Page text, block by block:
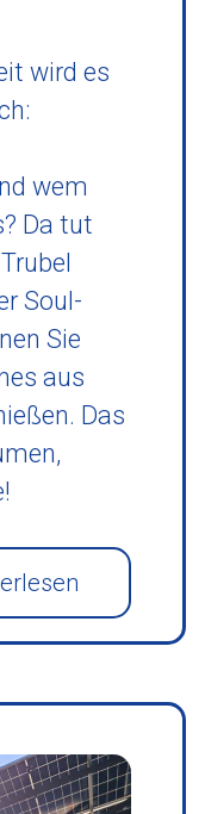
wird es
wem
Da tut
Soul-
Sie
aus
Das